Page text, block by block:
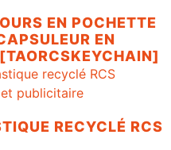
EN POCHETTE
EN
RECYCLÉ RCS